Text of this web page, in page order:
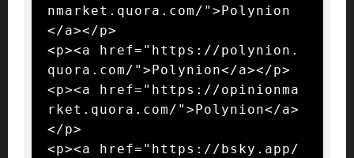
nmarket.quora.com/">Polynion
</a></p>
<p><a href="https://polynion.
quora.com/">Polynion</a></p>
<p><a href="https://opinionma
rket.quora.com/">Polynion</a>
</p>
<p><a href="https://bsky.app/